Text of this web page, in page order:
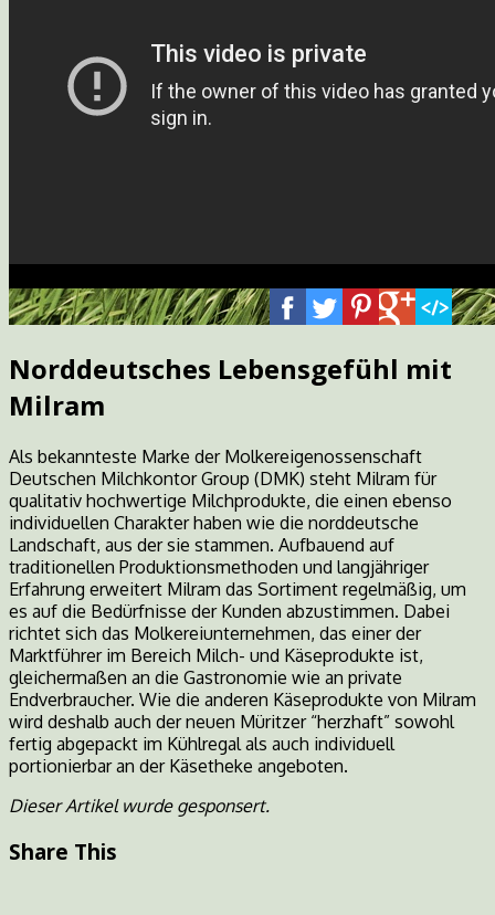
Norddeutsches Lebensgefühl mit
Milram
Als bekannteste Marke der Molkereigenossenschaft
Deutschen Milchkontor Group (DMK) steht Milram für
qualitativ hochwertige Milchprodukte, die einen ebenso
individuellen Charakter haben wie die norddeutsche
Landschaft, aus der sie stammen. Aufbauend auf
traditionellen Produktionsmethoden und langjähriger
Erfahrung erweitert Milram das Sortiment regelmäßig, um
es auf die Bedürfnisse der Kunden abzustimmen. Dabei
richtet sich das Molkereiunternehmen, das einer der
Marktführer im Bereich Milch- und Käseprodukte ist,
gleichermaßen an die Gastronomie wie an private
Endverbraucher. Wie die anderen Käseprodukte von Milram
wird deshalb auch der neuen Müritzer “herzhaft” sowohl
fertig abgepackt im Kühlregal als auch individuell
portionierbar an der Käsetheke angeboten.
Dieser Artikel wurde gesponsert.
Share This